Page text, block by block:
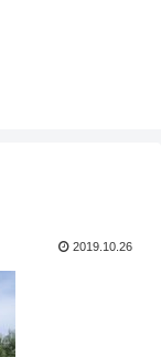
2019.10.26